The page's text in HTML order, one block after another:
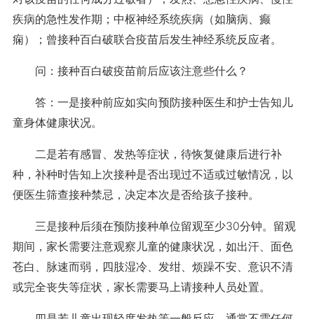
疾病的急性发作期；中枢神经系统疾病（如脑病、癫
痫）；曾接种百白破联合疫苗后发生神经系统反应者。
问：接种百白破疫苗前后应该注意些什么？
答：一是接种前应如实向预防接种医生和护士告知儿
童身体健康状况。
二是若有感冒、发热等症状，待恢复健康后进行补
种，补种时告知上次接种是否出现过不适或过敏情况，以
便医生筛查接种禁忌，决定本次是否给孩子接种。
三是接种后须在预防接种单位留观至少30分钟。留观
期间，家长需要注意观察儿童的健康状况，如出汗、面色
苍白、脉速而弱，四肢湿冷、发绀、烦躁不安、意识不清
或完全丧失等症状，家长需要马上请接种人员处置。